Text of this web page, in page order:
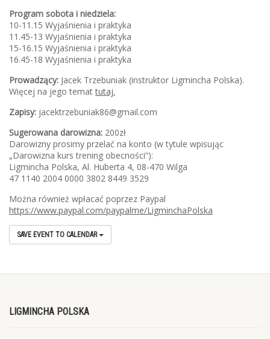
Program sobota i niedziela:
10-11.15 Wyjaśnienia i praktyka
11.45-13 Wyjaśnienia i praktyka
15-16.15 Wyjaśnienia i praktyka
16.45-18 Wyjaśnienia i praktyka
Prowadzący: Jacek Trzebuniak (instruktor Ligmincha Polska).
Więcej na jego temattutaj.
Zapisy: jacektrzebuniak86@gmail.com
Sugerowana darowizna: 200zł
Darowizny prosimy przelać na konto (w tytule wpisując
„Darowizna kurs trening obecności”):
Ligmincha Polska, Al. Huberta 4, 08-470 Wilga
47 1140 2004 0000 3802 8449 3529
Można również wpłacać poprzez Paypal
https://www.paypal.com/paypalme/LigminchaPolska
SAVE EVENT TO CALENDAR
LIGMINCHA POLSKA